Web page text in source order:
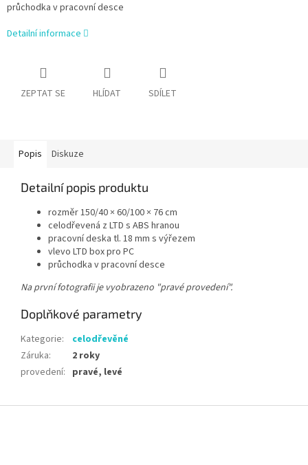
průchodka v pracovní desce
Detailní informace
ZEPTAT SE HLÍDAT SDÍLET
Popis Diskuze
Detailní popis produktu
rozměr 150/40 × 60/100 × 76 cm
celodřevená z LTD s ABS hranou
pracovní deska tl. 18 mm s výřezem
vlevo LTD box pro PC
průchodka v pracovní desce
Na první fotografii je vyobrazeno "pravé provedení".
Doplňkové parametry
Kategorie:
celodřevěné
Záruka:
2 roky
provedení: pravé, levé